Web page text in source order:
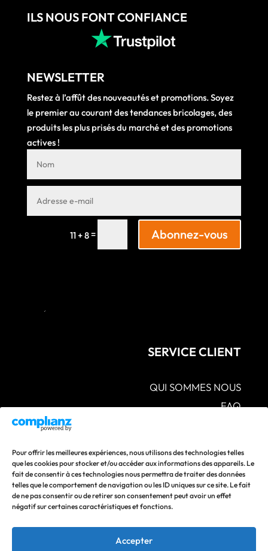
Pour offrir les meilleures expériences, nous utilisons des technologies telles
que les cookies pour stocker et/ou accéder aux informations des appareils. Le
fait de consentir à ces technologies nous permettra de traiter des données
telles que le comportement de navigation ou les ID uniques sur ce site. Le fait
de ne pas consentir ou de retirer son consentement peut avoir un effet
négatif sur certaines caractéristiques et fonctions.
Accepter
ILS NOUS FONT CONFIANCE
NEWSLETTER
Restez à l’affût des nouveautés et promotions. Soyez
le premier au courant des tendances bricolages, des
produits les plus prisés du marché et des promotions
actives !
11 + 8= Abonnez-vous
SERVICE CLIENT
QUI SOMMES NOUS
FAQ
CGV – POLITIQUES DE CONFIDENTIALITÉ –
S.A.V POLITIQUE DE RETOUR ET DE
REMBOURSEMENT
CONTACTEZ-NOUS
Suivez nos actualités en vous abonnant à nos réseaux